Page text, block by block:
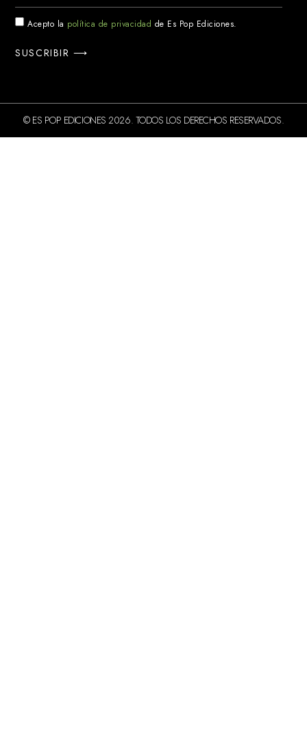
Acepto la política de privacidad de Es Pop Ediciones.
SUSCRIBIR ⟶
© ES POP EDICIONES 2026. TODOS LOS DERECHOS RESERVADOS.